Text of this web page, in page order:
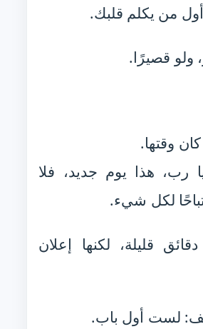
من يكلم قلبك.
ولو قصيرًا.
وقتها.
رب، هذا يوم جديد، فلا
لكل شيء.
قليلة، لكنها إعلان
لست أول باب.